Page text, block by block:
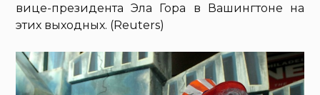
вице-президента Эла Гора в Вашингтоне на
этих выходных. (Reuters)